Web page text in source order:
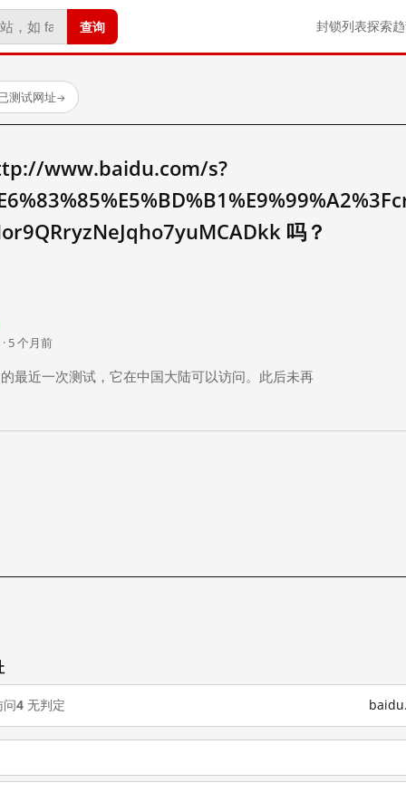
查询 封锁列表探索
测试网址→
www.baidu.com/s?
吗？
5 个月前
最近一次测试，它在中国大陆可以访问。此后未再
问4 无判定